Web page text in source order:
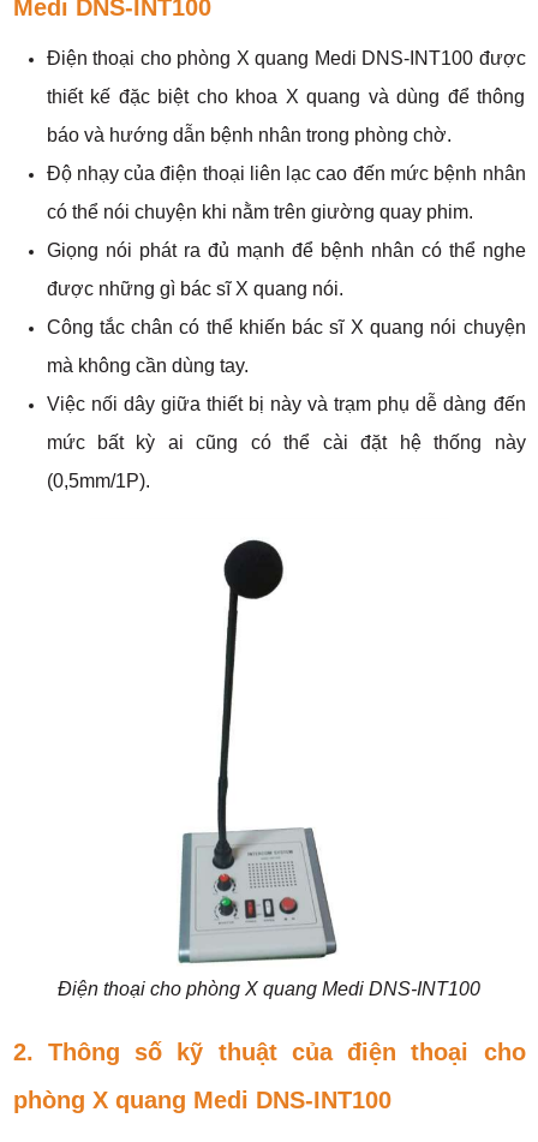
Medi DNS-INT100
Điện thoại cho phòng X quang Medi DNS-INT100 được
thiết kế đặc biệt cho khoa X quang và dùng để thông
báo và hướng dẫn bệnh nhân trong phòng chờ.
Độ nhạy của điện thoại liên lạc cao đến mức bệnh nhân
có thể nói chuyện khi nằm trên giường quay phim.
Giọng nói phát ra đủ mạnh để bệnh nhân có thể nghe
được những gì bác sĩ X quang nói.
Công tắc chân có thể khiến bác sĩ X quang nói chuyện
mà không cần dùng tay.
Việc nối dây giữa thiết bị này và trạm phụ dễ dàng đến
mức bất kỳ ai cũng có thể cài đặt hệ thống này
(0,5mm/1P).
Điện thoại cho phòng X quang Medi DNS-INT100
2. Thông số kỹ thuật của điện thoại cho
phòng X quang Medi DNS-INT100